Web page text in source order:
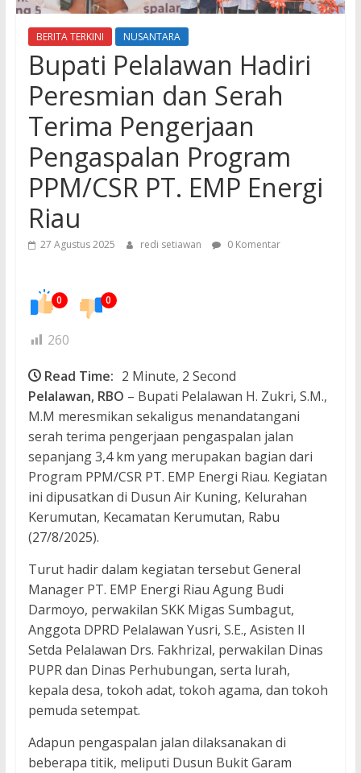
BERITA TERKINI NUSANTARA
Bupati Pelalawan Hadiri
Peresmian dan Serah
Terima Pengerjaan
Pengaspalan Program
PPM/CSR PT. EMP Energi
Riau
27 Agustus 2025 redi setiawan 0 Komentar
0 0
260
Read Time: 2 Minute, 2 Second
Pelalawan, RBO – Bupati Pelalawan H. Zukri, S.M.,
M.M meresmikan sekaligus menandatangani
serah terima pengerjaan pengaspalan jalan
sepanjang 3,4 km yang merupakan bagian dari
Program PPM/CSR PT. EMP Energi Riau. Kegiatan
ini dipusatkan di Dusun Air Kuning, Kelurahan
Kerumutan, Kecamatan Kerumutan, Rabu
(27/8/2025).
Turut hadir dalam kegiatan tersebut General
Manager PT. EMP Energi Riau Agung Budi
Darmoyo, perwakilan SKK Migas Sumbagut,
Anggota DPRD Pelalawan Yusri, S.E., Asisten II
Setda Pelalawan Drs. Fakhrizal, perwakilan Dinas
PUPR dan Dinas Perhubungan, serta lurah,
kepala desa, tokoh adat, tokoh agama, dan tokoh
pemuda setempat.
Adapun pengaspalan jalan dilaksanakan di
beberapa titik, meliputi Dusun Bukit Garam